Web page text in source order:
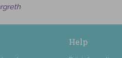
Help